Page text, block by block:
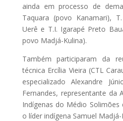
ainda em processo de
Taquara (povo Kanamari),
Uerê e T.I. Igarapé Preto
povo Madjá-Kulina).
Também participaram da
técnica Ercília Vieira (CTL
especializado Alexandre
Fernandes, representante da
Indígenas do Médio Solimões
o líder indígena Samuel Madjá-